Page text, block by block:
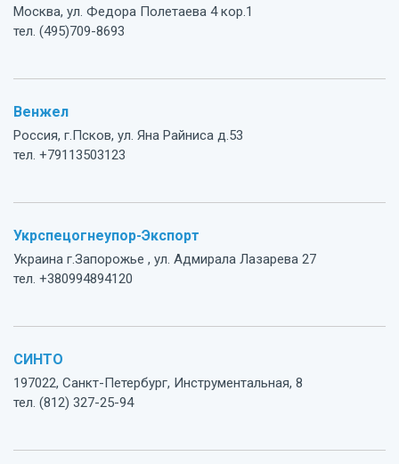
Москва, ул. Федора Полетаева 4 кор.1
тел. (495)709-8693
Венжел
Россия, г.Псков, ул. Яна Райниса д.53
тел. +79113503123
Укрспецогнеупор-Экспорт
Украина г.Запорожье , ул. Адмирала Лазарева 27
тел. +380994894120
СИНТО
197022, Санкт-Петербург, Инструментальная, 8
тел. (812) 327-25-94